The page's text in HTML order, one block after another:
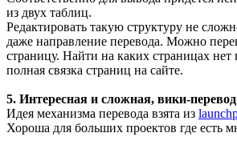
из двух таблиц.
Редактировать такую структуру не
даже направление перевода. Можно
страницу. Найти на каких страницах нет
полная связка страниц на сайте.
5. Интересная и сложная, вики-
Идея механизма перевода взята из
Хороша для больших проектов где есть